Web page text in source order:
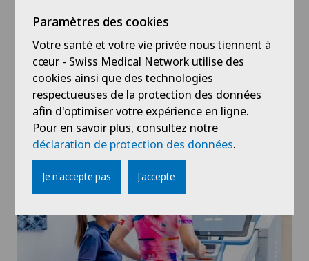
Physiothérapie
Le service de physiothérapie à la Clinique de Genolier
dispose de :
Paramètres des cookies
Votre santé et votre vie privée nous tiennent à
cœur - Swiss Medical Network utilise des
cookies ainsi que des technologies
respectueuses de la protection des données
afin d'optimiser votre expérience en ligne.
Pour en savoir plus, consultez notre
déclaration de protection des données.
Je n'accepte pas J'accepte